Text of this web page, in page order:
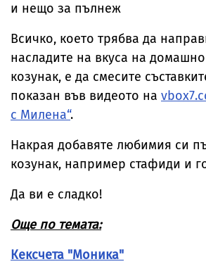
и нещо за пълнеж
Всичко, което трябва да
насладите на вкуса на
козунак, е да смесите
показан във видеото на
с Милена“.
Накрая добавяте любимия си
козунак, например стафиди и
Да ви е сладко!
Още по темата:
Кексчета "Моника"